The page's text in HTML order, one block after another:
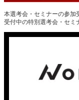
本選考会・セミナーの参加
受付中の特別選考会・セミ